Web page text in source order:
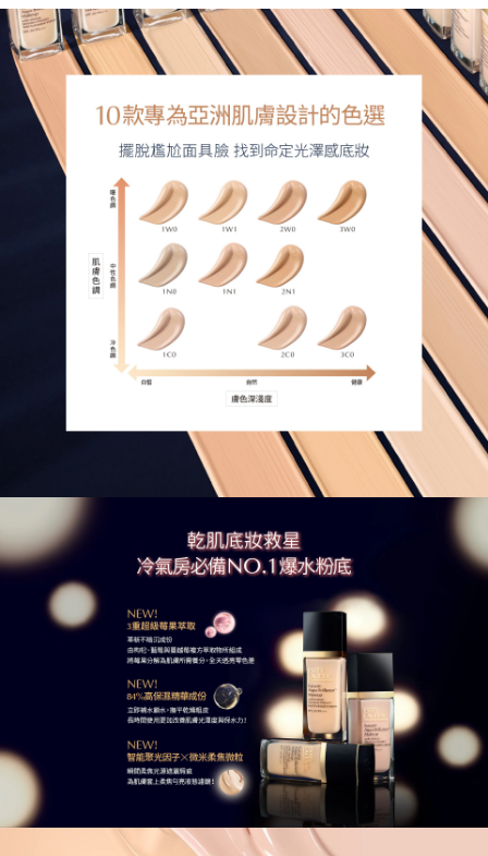
84%高保濕成份養膚升級，24H保濕零瑕超續光
全新10種色選，打造精緻水水聚光肌!
三重超級莓果萃取抗暗沉配方，長達24小時極致不暗沉
Dimethicone, Methyl Trimethicone, Butylene Glycol,
Ethylhexyl Methoxycinnamate, Peg/Ppg-18/18
Dimethicone, Caprylic/Capric Triglyceride, Isocetyl
Alcohol, Peg-10 Dimethicone, Isohexadecane,
Titanium Dioxide, Sorbitan Sesquioleate, Magnesium
Sulfate, Tribehenin, Sodium Hyaluronate, Haberlea
Rhodopensis Leaf Extract, Beta Vulgaris (Beet) Root
Extract\Beta Vulgaris\Extrait De Racine De Betterave,
Vaccinium Angustifolium (Blueberry) Fruit Extract,
Vaccinium Macrocarpon (Cranberry) Fruit Extract,
Nymphaea Alba Root Extract, Polygala Senega Root
Extract, Berberis Vulgaris Root Extract, Yeast
Extract\Faex\Extrait De Levure, Lycium Chinense
(Wolfberry) Fruit Extract, Simmondsia Chinensis
(Jojoba) Seed Oil, Palmitoyl Tripeptide-1, Glycerin,
Methyldihydrojasmonate, Triethyl Citrate, Methicone,
Cholesterol, Ethylhexyl Palmitate, Ethylhexylglycerin,
Caprylyl Glycol, Silica Dimethyl Silylate, Propylene
Carbonate, Hydrogenated Lecithin, Aluminum
Hydroxide, Laureth-7, Polysilicone-11,
Polymethylsilsesquioxane, Disteardimonium Hectorite,
Linoleic Acid, Stearic Acid, Sorbitan Stearate,
Sorbitan Isostearate, Hydroxyacetophenone,
Tocopheryl Acetate, Bht, Ascorbyl Palmitate,
Tocopherol, Sodium Dehydroacetate, Phenoxyethanol,
Potassium Sorbate, [+/- Titanium Dioxide (Ci 77891),
Iron Oxides (Ci 77491), Iron Oxides (Ci 77492), Iron
Oxides (Ci 77499)]
<ILN49569>
請注意以上成分可能會不時更新，請參閱產品包裝上的產
品成分，了解最新的成分內容。